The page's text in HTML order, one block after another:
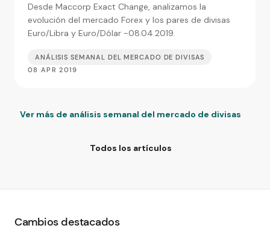
de moneda
Desde Maccorp Exact Change, analizamos la
evolución del mercado Forex y los pares de divisas
Euro/Libra y Euro/Dólar -08.04.2019.
ANÁLISIS SEMANAL DEL MERCADO DE DIVISAS
08 APR 2019
Ver más de análisis semanal del mercado de divisas
Todos los artículos
Cambios destacados